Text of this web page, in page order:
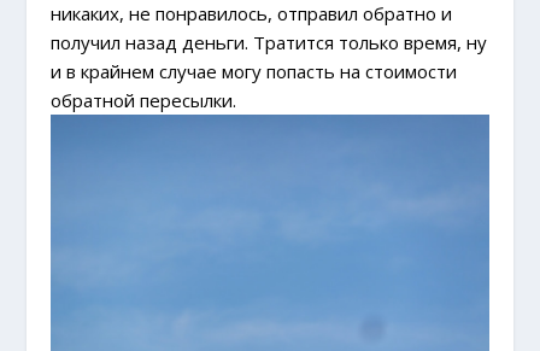
никаких, не понравилось, отправил обратно и
получил назад деньги. Тратится только время, ну
и в крайнем случае могу попасть на стоимости
обратной пересылки.